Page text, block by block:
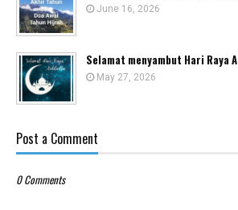
June 16, 2026
Selamat menyambut Hari Raya
May 27, 2026
Post a Comment
0 Comments